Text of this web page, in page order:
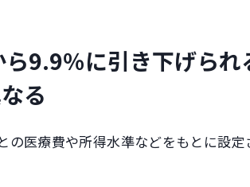
ら9.9％に引き下げら
る
医療費や所得水準などをもとに設定